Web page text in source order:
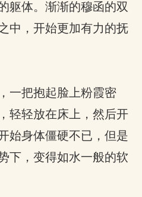
躯体。渐渐的穆函的双
中，开始更加有力的抚
一把抱起脸上粉霞密
轻轻放在床上，然后开
始身体僵硬不已，但是
下，变得如水一般的软